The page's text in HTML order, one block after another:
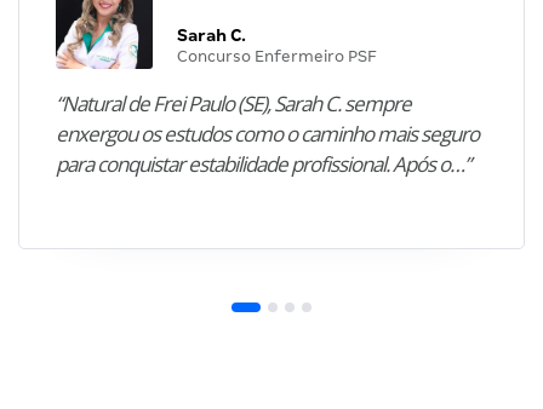
Sarah C.
Concurso Enfermeiro PSF
“Natural de Frei Paulo (SE), Sarah C. sempre
enxergou os estudos como o caminho mais seguro
para conquistar estabilidade profissional. Após o…”